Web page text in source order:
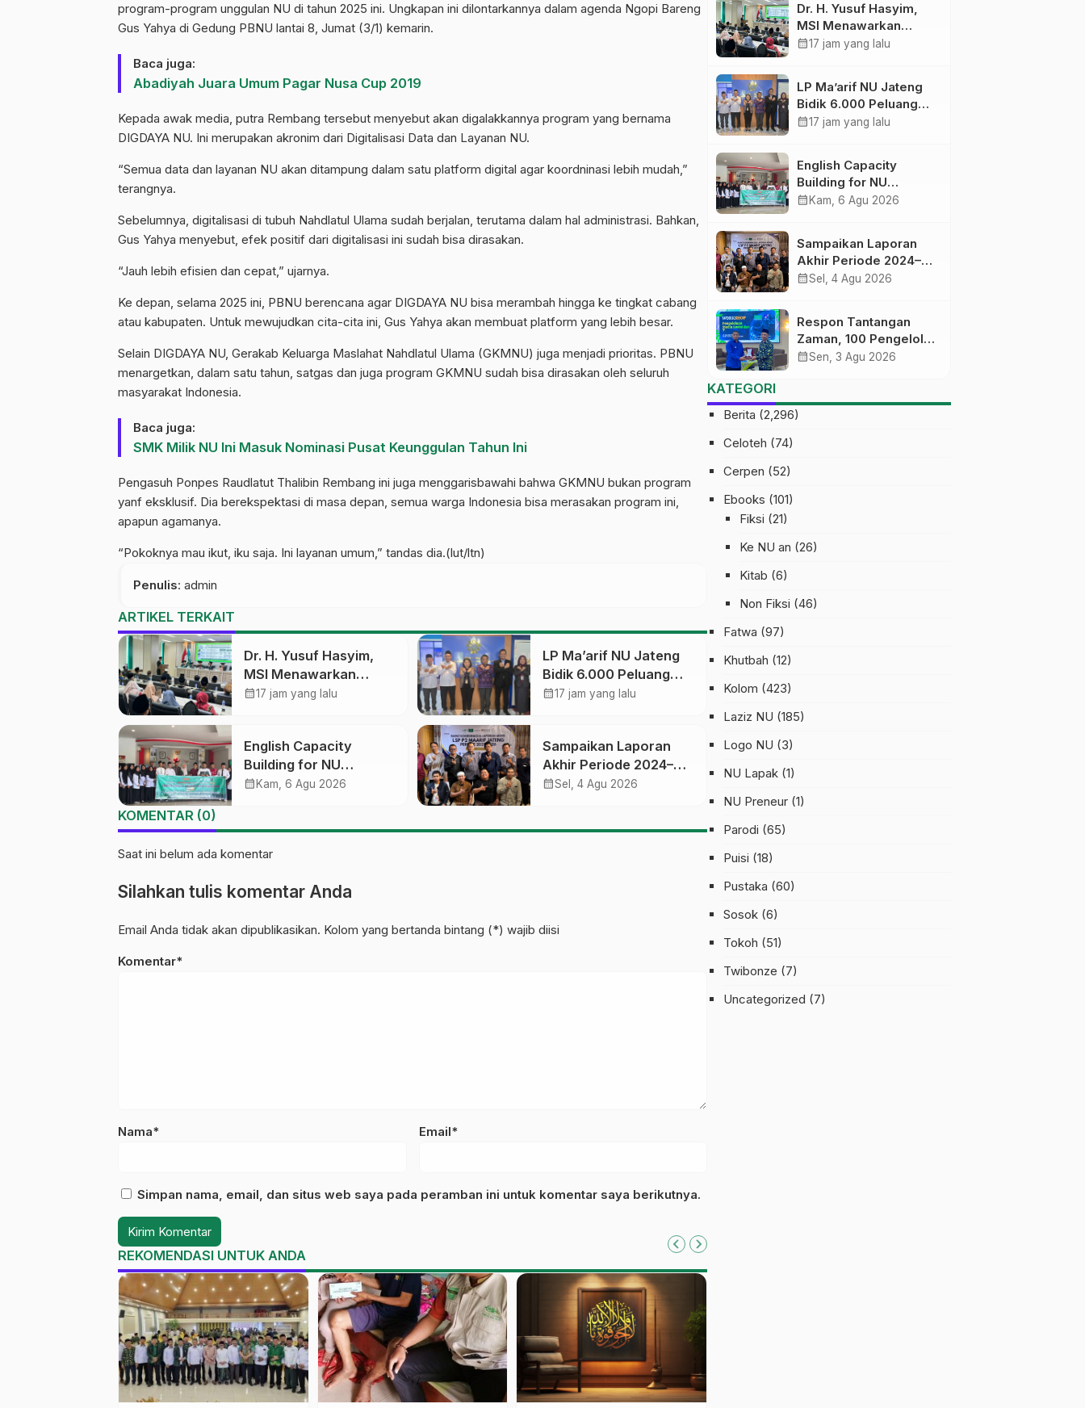
program-program unggulan NU di tahun 2025 ini. Ungkapan ini dilontarkannya dalam agenda Ngopi Bareng
Gus Yahya di Gedung PBNU lantai 8, Jumat (3/1) kemarin.
Baca juga:
Abadiyah Juara Umum Pagar Nusa Cup 2019
Kepada awak media, putra Rembang tersebut menyebut akan digalakkannya program yang bernama
DIGDAYA NU. Ini merupakan akronim dari Digitalisasi Data dan Layanan NU.
“Semua data dan layanan NU akan ditampung dalam satu platform digital agar koordninasi lebih mudah,”
terangnya.
Sebelumnya, digitalisasi di tubuh Nahdlatul Ulama sudah berjalan, terutama dalam hal administrasi. Bahkan,
Gus Yahya menyebut, efek positif dari digitalisasi ini sudah bisa dirasakan.
“Jauh lebih efisien dan cepat,” ujarnya.
Ke depan, selama 2025 ini, PBNU berencana agar DIGDAYA NU bisa merambah hingga ke tingkat cabang
atau kabupaten. Untuk mewujudkan cita-cita ini, Gus Yahya akan membuat platform yang lebih besar.
Selain DIGDAYA NU, Gerakab Keluarga Maslahat Nahdlatul Ulama (GKMNU) juga menjadi prioritas. PBNU
menargetkan, dalam satu tahun, satgas dan juga program GKMNU sudah bisa dirasakan oleh seluruh
masyarakat Indonesia.
Baca juga:
SMK Milik NU Ini Masuk Nominasi Pusat Keunggulan Tahun Ini
Pengasuh Ponpes Raudlatut Thalibin Rembang ini juga menggarisbawahi bahwa GKMNU bukan program
yanf eksklusif. Dia berekspektasi di masa depan, semua warga Indonesia bisa merasakan program ini,
apapun agamanya.
“Pokoknya mau ikut, iku saja. Ini layanan umum,” tandas dia.(lut/ltn)
Penulis: admin
ARTIKEL TERKAIT
Dr. H. Yusuf Hasyim,
MSI Menawarkan
Kurikulum Diversifikasi,
calendar_month17 jam yang lalu
LP Ma’arif NU Jateng
Bidik 6.000 Peluang
Pelatihan dan
calendar_month17 jam yang lalu
English Capacity
Building for NU
Educators PWNU Jawa
calendar_month Kam, 6 Agu 2026
Sampaikan Laporan
Akhir Periode 2024–
2026, LSP P2 Ma’arif
calendar_monthSel, 4 Agu 2026
KOMENTAR (0)
Saat ini belum ada komentar
Silahkan tulis komentar Anda
Email Anda tidak akan dipublikasikan. Kolom yang bertanda bintang (*) wajib diisi
Komentar*
Nama* Email*
Simpan nama, email, dan situs web saya pada peramban ini untuk komentar saya berikutnya.
REKOMENDASI UNTUK ANDA
Dr. H. Yusuf Hasyim,
MSI Menawarkan
Kurikulum
pendidikan
calendar_month17 jam yang lalu
LP Ma’arif NU Jateng
Bidik 6.000 Peluang
Pelatihan dan
calendar_month17 jam yang lalu
English Capacity
Building for NU
Educators PWNU Jawa
Menuju Masa Depan
calendar_month Kam, 6 Agu 2026
Sampaikan Laporan
Akhir Periode 2024–
2026, LSP P2 Ma’arif
calendar_monthSel, 4 Agu 2026
Respon Tantangan
Zaman, 100 Pengelola
Medsos Sekolah
Digital
calendar_monthSen, 3 Agu 2026
KATEGORI
Berita (2,296)
Celoteh (74)
Cerpen (52)
Ebooks (101)
Fiksi (21)
Ke NU an (26)
Kitab (6)
Non Fiksi (46)
Fatwa (97)
Khutbah (12)
Kolom (423)
Laziz NU (185)
Logo NU (3)
NU Lapak (1)
NU Preneur (1)
Parodi (65)
Puisi (18)
Pustaka (60)
Sosok (6)
Tokoh (51)
Twibonze (7)
Uncategorized (7)